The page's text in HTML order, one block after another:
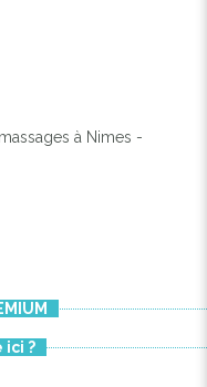
à Nimes -
ici ?